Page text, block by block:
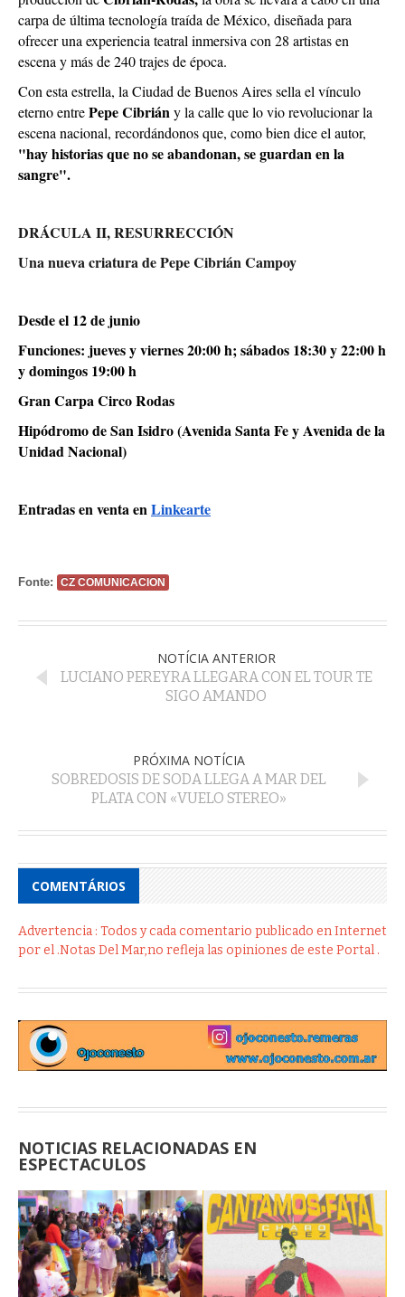
carpa de última tecnología traída de México, diseñada para
ofrecer una experiencia teatral inmersiva con 28 artistas en
escena y más de 240 trajes de época.
Con esta estrella, la Ciudad de Buenos Aires sella el vínculo
eterno entrePepe Cibriány la calle que lo vio revolucionar la
escena nacional, recordándonos que, como bien dice el autor,
"hay historias que no se abandonan, se guardan en la
sangre".
DRÁCULA II, RESURRECCIÓN
Una nueva criatura de Pepe Cibrián Campoy
Desde el 12 de junio
Funciones: jueves y viernes 20:00 h; sábados 18:30 y 22:00 h
y domingos 19:00 h
Gran Carpa Circo Rodas
Hipódromo de San Isidro (Avenida Santa Fe y Avenida de la
Unidad Nacional)
Entradas en venta enLinkearte
Fonte: CZ COMUNICACION
NOTÍCIA ANTERIOR
LUCIANO PEREYRA LLEGARA CON EL TOUR TE
SIGO AMANDO
PRÓXIMA NOTÍCIA
SOBREDOSIS DE SODA LLEGA A MAR DEL
PLATA CON «VUELO STEREO»
COMENTÁRIOS
Advertencia : Todos y cada comentario publicado en Internet
por el .Notas Del Mar,no refleja las opiniones de este Portal .
NOTICIAS RELACIONADAS EN
ESPECTACULOS